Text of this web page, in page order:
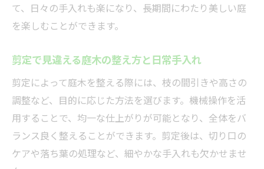
て、日々の手入れも楽になり、長期間にわたり美しい庭
を楽しむことができます。
剪定で見違える庭木の整え方と日常手入れ
剪定によって庭木を整える際には、枝の間引きや高さの
調整など、目的に応じた方法を選びます。機械操作を活
用することで、均一な仕上がりが可能となり、全体をバ
ランス良く整えることができます。剪定後は、切り口の
ケアや落ち葉の処理など、細やかな手入れも欠かせませ